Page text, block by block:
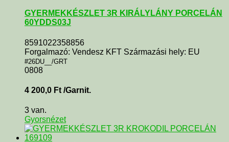
GYERMEKKÉSZLET 3R KIRÁLYLÁNY PORCELÁN
60YDDS03J
8591022358856
Forgalmazó: Vendesz KFT Származási hely: EU
#26DU__/GRT
0808
4 200,0 Ft /Garnit.
3 van.
Gyorsnézet